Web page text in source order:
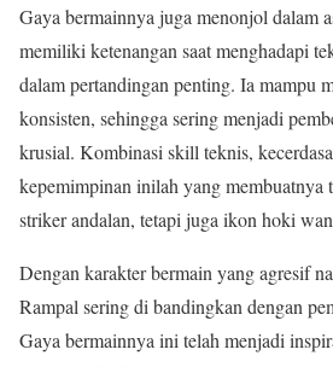
Gaya bermainnya juga menonjol dalam
memiliki ketenangan saat menghadapi
dalam pertandingan penting. Ia mampu
konsisten, sehingga sering menjadi
krusial. Kombinasi skill teknis,
kepemimpinan inilah yang membuatnya
striker andalan, tetapi juga ikon hoki
Dengan karakter bermain yang agresif
Rampal sering di bandingkan dengan
Gaya bermainnya ini telah menjadi